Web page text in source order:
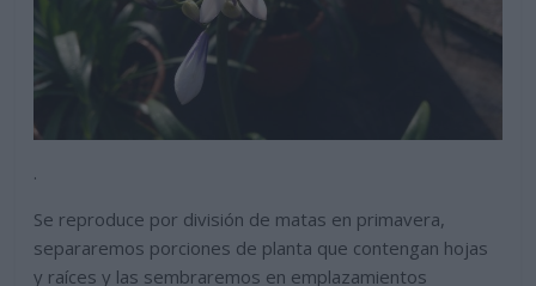
.
Se reproduce por división de matas en primavera,
separaremos porciones de planta que contengan hojas
y raíces y las sembraremos en emplazamientos